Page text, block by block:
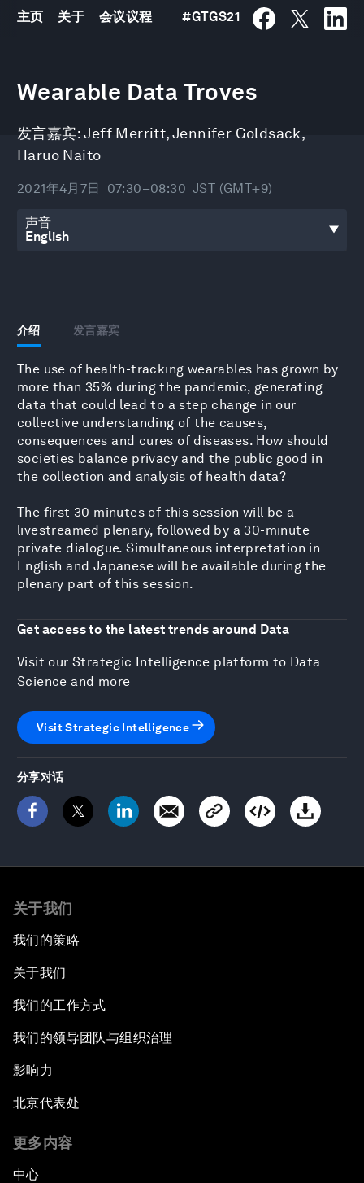
主页 关于 会议议程 #GTGS21
Wearable Data Troves
发言嘉宾: Jeff Merritt,Jennifer Goldsack,
Haruo Naito
2021年4月7日 07:30–08:30 JST (GMT+9)
声音
介绍 发言嘉宾
The use of health-tracking wearables has grown by
more than 35% during the pandemic, generating
data that could lead to a step change in our
collective understanding of the causes,
consequences and cures of diseases. How should
societies balance privacy and the public good in
the collection and analysis of health data?
The first 30 minutes of this session will be a
livestreamed plenary, followed by a 30-minute
private dialogue. Simultaneous interpretation in
English and Japanese will be available during the
plenary part of this session.
Get access to the latest trends around Data
Visit our Strategic Intelligence platform to Data
Science and more
Visit Strategic Intelligence
分享对话
of
23
seconds
关于我们
我们的策略
关于我们
我们的工作方式
我们的领导团队与组织治理
影响力
北京代表处
更多内容
中心